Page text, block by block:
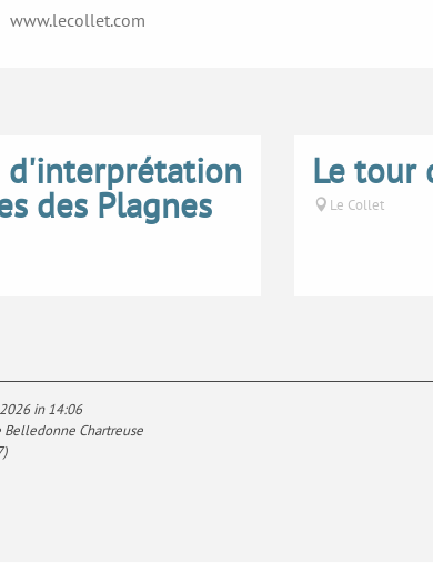
www.lecollet.com
d'interprétation
des Plagnes
Le tour
Le Collet
in 14:06
Belledonne Chartreuse
)